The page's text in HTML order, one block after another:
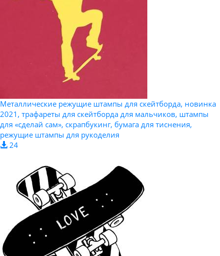
Металлические режущие штампы для скейтборда, новинка
2021, трафареты для скейтборда для мальчиков, штампы
для «сделай сам», скрапбукинг, бумага для тиснения,
режущие штампы для рукоделия
24